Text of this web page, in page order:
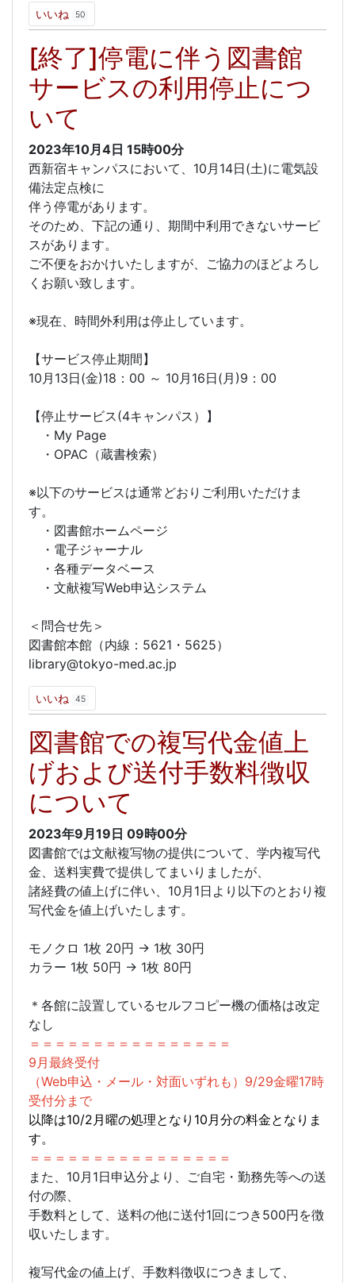
いいね 50
[終了]停電に伴う図書館
サービスの利用停止につ
いて
2023年10月4日 15時00分
西新宿キャンパスにおいて、10月14日(土)に電気設
備法定点検に
伴う停電があります。
そのため、下記の通り、期間中利用できないサービ
スがあります。
ご不便をおかけいたしますが、ご協力のほどよろし
くお願い致します。
※現在、時間外利用は停止しています。
【サービス停止期間】
10月13日(金)18：00 ～ 10月16日(月)9：00
【停止サービス(4キャンパス）】
・My Page
・OPAC（蔵書検索）
※以下のサービスは通常どおりご利用いただけま
す。
・図書館ホームページ
・電子ジャーナル
・各種データベース
・文献複写Web申込システム
＜問合せ先＞
図書館本館（内線：5621・5625）
library@tokyo-med.ac.jp
いいね 45
図書館での複写代金値上
げおよび送付手数料徴収
について
2023年9月19日 09時00分
図書館では文献複写物の提供について、学内複写代
金、送料実費で提供してまいりましたが、
諸経費の値上げに伴い、10月1日より以下のとおり複
写代金を値上げいたします。
モノクロ 1枚 20円 → 1枚 30円
カラー 1枚 50円 → 1枚 80円
＊各館に設置しているセルフコピー機の価格は改定
なし
＝＝＝＝＝＝＝＝＝＝＝＝＝＝＝＝
9月最終受付
（Web申込・メール・対面いずれも）9/29金曜17時
受付分まで
以降は10/2月曜の処理となり10月分の料金となりま
す。
＝＝＝＝＝＝＝＝＝＝＝＝＝＝＝＝
また、10月1日申込分より、ご自宅・勤務先等への送
付の際、
手数料として、送料の他に送付1回につき500円を徴
収いたします。
複写代金の値上げ、手数料徴収につきまして、